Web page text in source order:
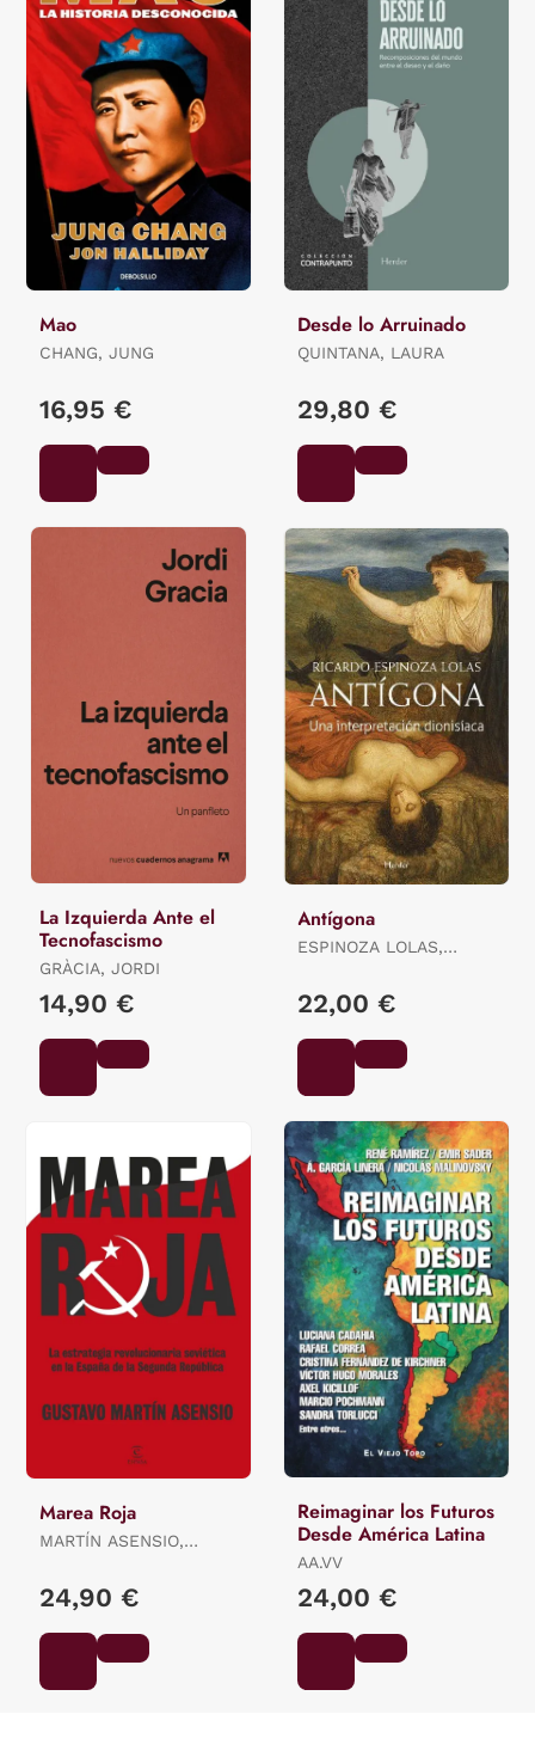
Mao
CHANG, JUNG
16,95 €
Desde lo Arruinado
QUINTANA, LAURA
29,80 €
La Izquierda Ante el
Tecnofascismo
GRÀCIA, JORDI
14,90 €
Antígona
ESPINOZA LOLAS,
22,00 €
Marea Roja
MARTÍN ASENSIO,
24,90 €
Reimaginar los Futuros
Desde América Latina
AA.VV
24,00 €